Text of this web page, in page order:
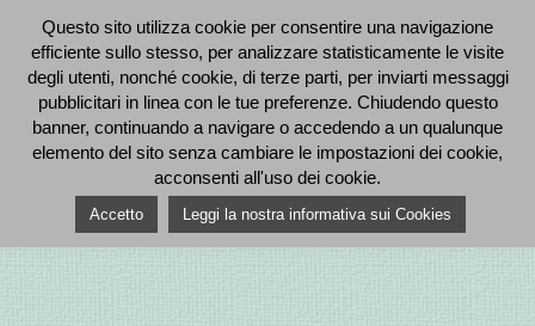
Questo sito utilizza cookie per consentire una navigazione
efficiente sullo stesso, per analizzare statisticamente le visite
degli utenti, nonché cookie, di terze parti, per inviarti messaggi
pubblicitari in linea con le tue preferenze. Chiudendo questo
banner, continuando a navigare o accedendo a un qualunque
elemento del sito senza cambiare le impostazioni dei cookie,
acconsenti all'uso dei cookie.
Accetto Leggi la nostra informativa sui Cookies